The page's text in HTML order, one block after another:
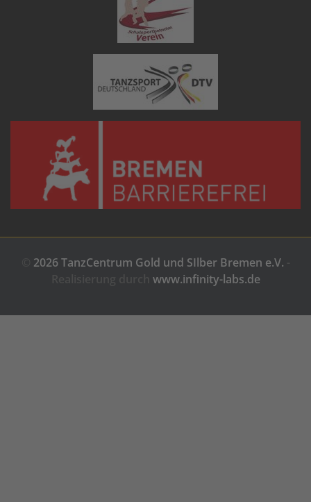
2026 TanzCentrum Gold und SIlber Bremen e.V.
www.infinity-labs.de